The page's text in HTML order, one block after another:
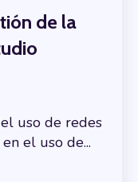
de la
uso de redes
el uso de...